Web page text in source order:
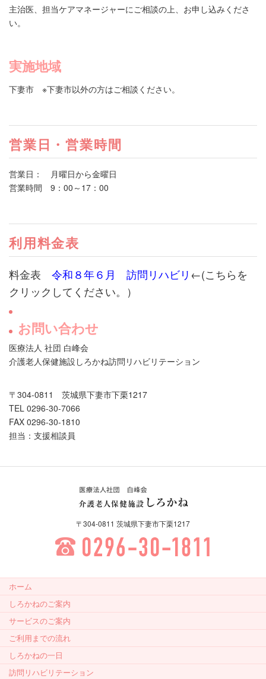
主治医、担当ケアマネージャーにご相談の上、お申し込みくださ
い。
実施地域
下妻市 ※下妻市以外の方はご相談ください。
営業日・営業時間
営業日： 月曜日から金曜日
営業時間 9：00～17：00
利用料金表
料金表 令和８年６月 訪問リハビリ←(こちらを
クリックしてください。）
お問い合わせ
医療法人 社団 白峰会
介護老人保健施設しろかね訪問リハビリテーション
〒304-0811 茨城県下妻市下栗1217
TEL 0296-30-7066
FAX 0296-30-1810
担当：支援相談員
人保健施設しろかね
〒304-0811 茨城県下妻市下栗1217
ホーム
しろかねのご案内
サービスのご案内
ご利用までの流れ
しろかねの一日
訪問リハビリテーション